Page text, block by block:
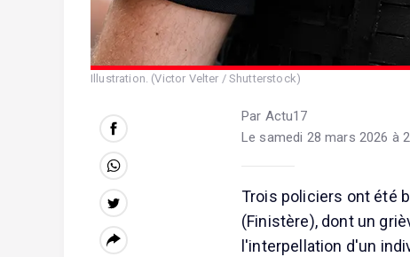
Illustration. (Victor Velter / Shutterstock)
Par Actu17
Le samedi 28 mars 2026 à
Trois policiers ont été
(Finistère), dont un
l'interpellation d'un